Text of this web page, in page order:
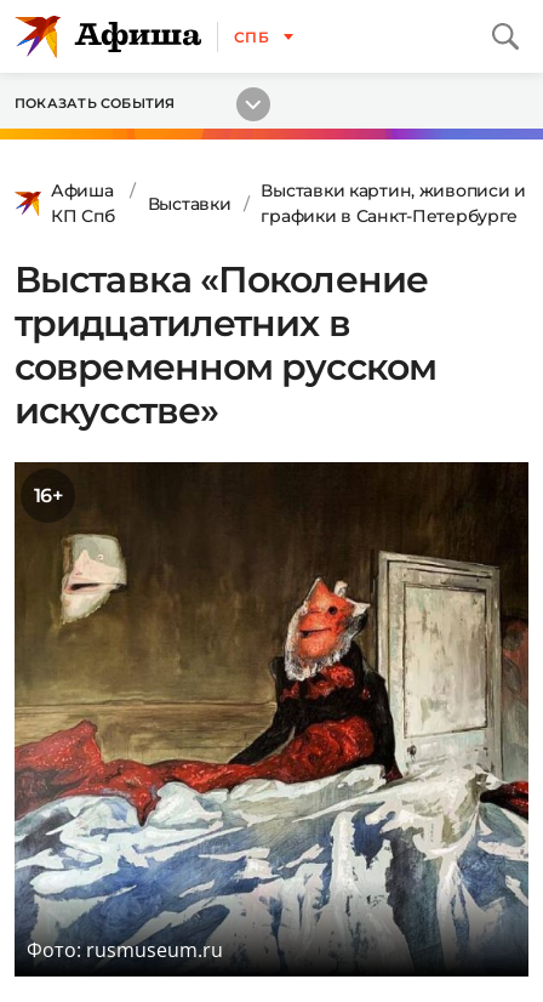
СПБ
ПОКАЗАТЬ СОБЫТИЯ
Афиша
КП Спб
Выставки
Выставки картин, живописи и
графики в Санкт-Петербурге
Выставка «Поколение
тридцатилетних в
современном русском
искусстве»
16+
Фото: rusmuseum.ru